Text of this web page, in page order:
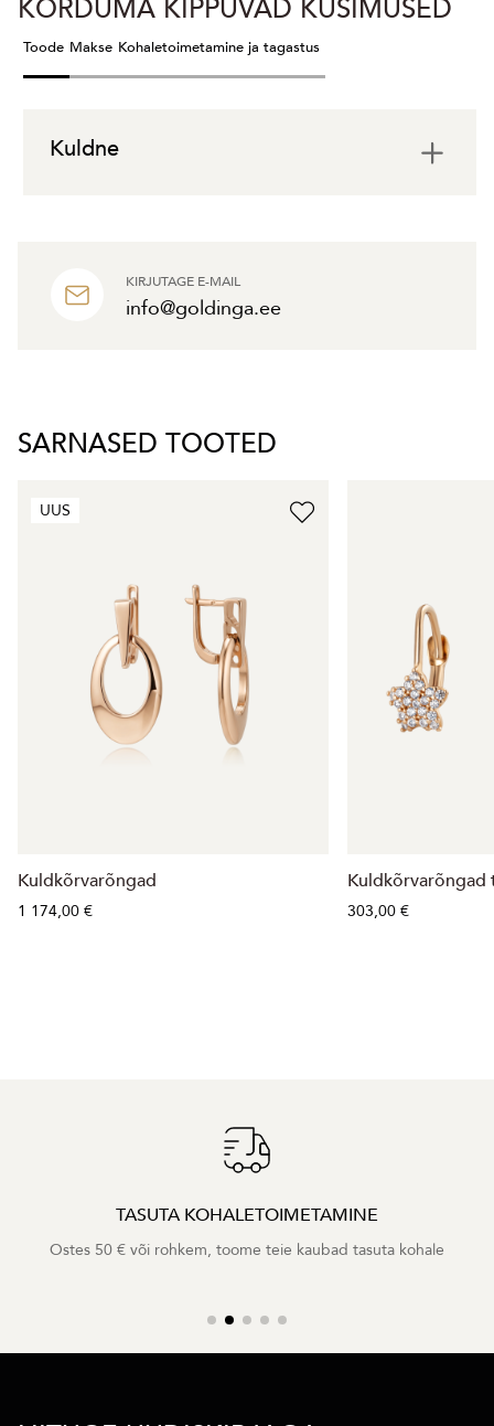
KIRJUTAGE E-MAIL
info@goldinga.ee
KORDUMA KIPPUVAD KÜSIMUSED
Toode Makse Kohaletoimetamine ja tagastus
Kuldne
SARNASED TOOTED
UUS
Kuldkõrvarõngad
1 174,00 € 303,00 €
TASUTA KOHALETOIMETAMINE
Ostes 50 € või rohkem, toome teie kaubad tasuta kohale